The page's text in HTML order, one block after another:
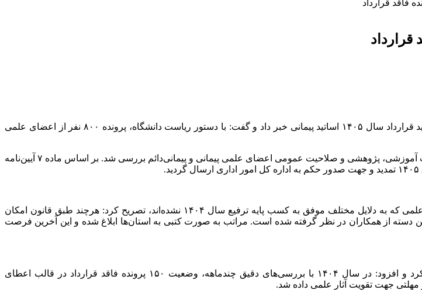
‌به گزارش خبرگزاری مهر به نقل از دانشگاه پیام نور، ایوبی نژاد از آغاز فرآیند صدور احکام تمدید قرارداد سال ۱۴۰۵ اساتید پیمانی خبر داد و گفت: با دستور ریاست دانشگاه، پرونده ۸۰۰ نفر از اعضای علمی
وی با تشریح آخرین اقدامات این دبیرخانه اظهار داشت: طی دو جلسه اخیر هیئت اجرایی، وضعیت آموزشی، پژوهشی و صلاحیت عمومی اعضای علمی پیمانی و پیمانی‌دائم بررسی شد. بر اساس ماده ۷ آیین‌نامه
دبیر هیئت اجرایی جذب اعضای علمی دانشگاه پیام‌نور با اشاره به وضعیت ۳۰۰ نفر از اعضای علمی که به دلایل مختلف موفق به کسب پایه ترفیع سال ۱۴۰۴ نشده‌اند، تصریح کرد: هرچند طبق قانون امکان
این دسته از همکاران در نظر گرفته شده است. مراتب به صورت کتبی به استان‌ها ابلاغ شده و این آخرین فرصت
دبیر هیئت اجرایی جذب به تلاش‌های صورت گرفته برای حل مشکلات سنواتی اساتید اشاره کرد و افزود: در سال ۱۴۰۴ با بررسی‌های دقیق چندماهه، وضعیت ۱۵۰ پرونده فاقد قرارداد در قالب اعطای